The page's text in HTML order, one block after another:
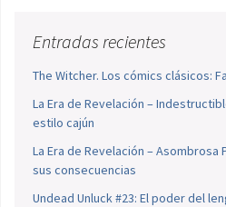
Entradas recientes
The Witcher. Los cómics clásicos:
La Era de Revelación –
estilo cajún
La Era de Revelación – Asombrosa
sus consecuencias
Undead Unluck #23: El poder del